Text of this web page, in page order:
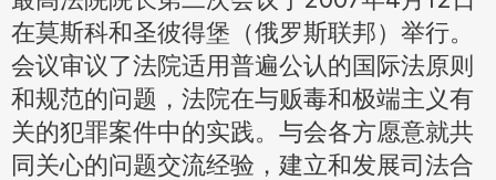
在莫斯科和圣彼得堡（俄罗斯联邦）举行。
会议审议了法院适用普遍公认的国际法原则
和规范的问题，法院在与贩毒和极端主义有
关的犯罪案件中的实践。与会各方愿意就共
同关心的问题交流经验，建立和发展司法合